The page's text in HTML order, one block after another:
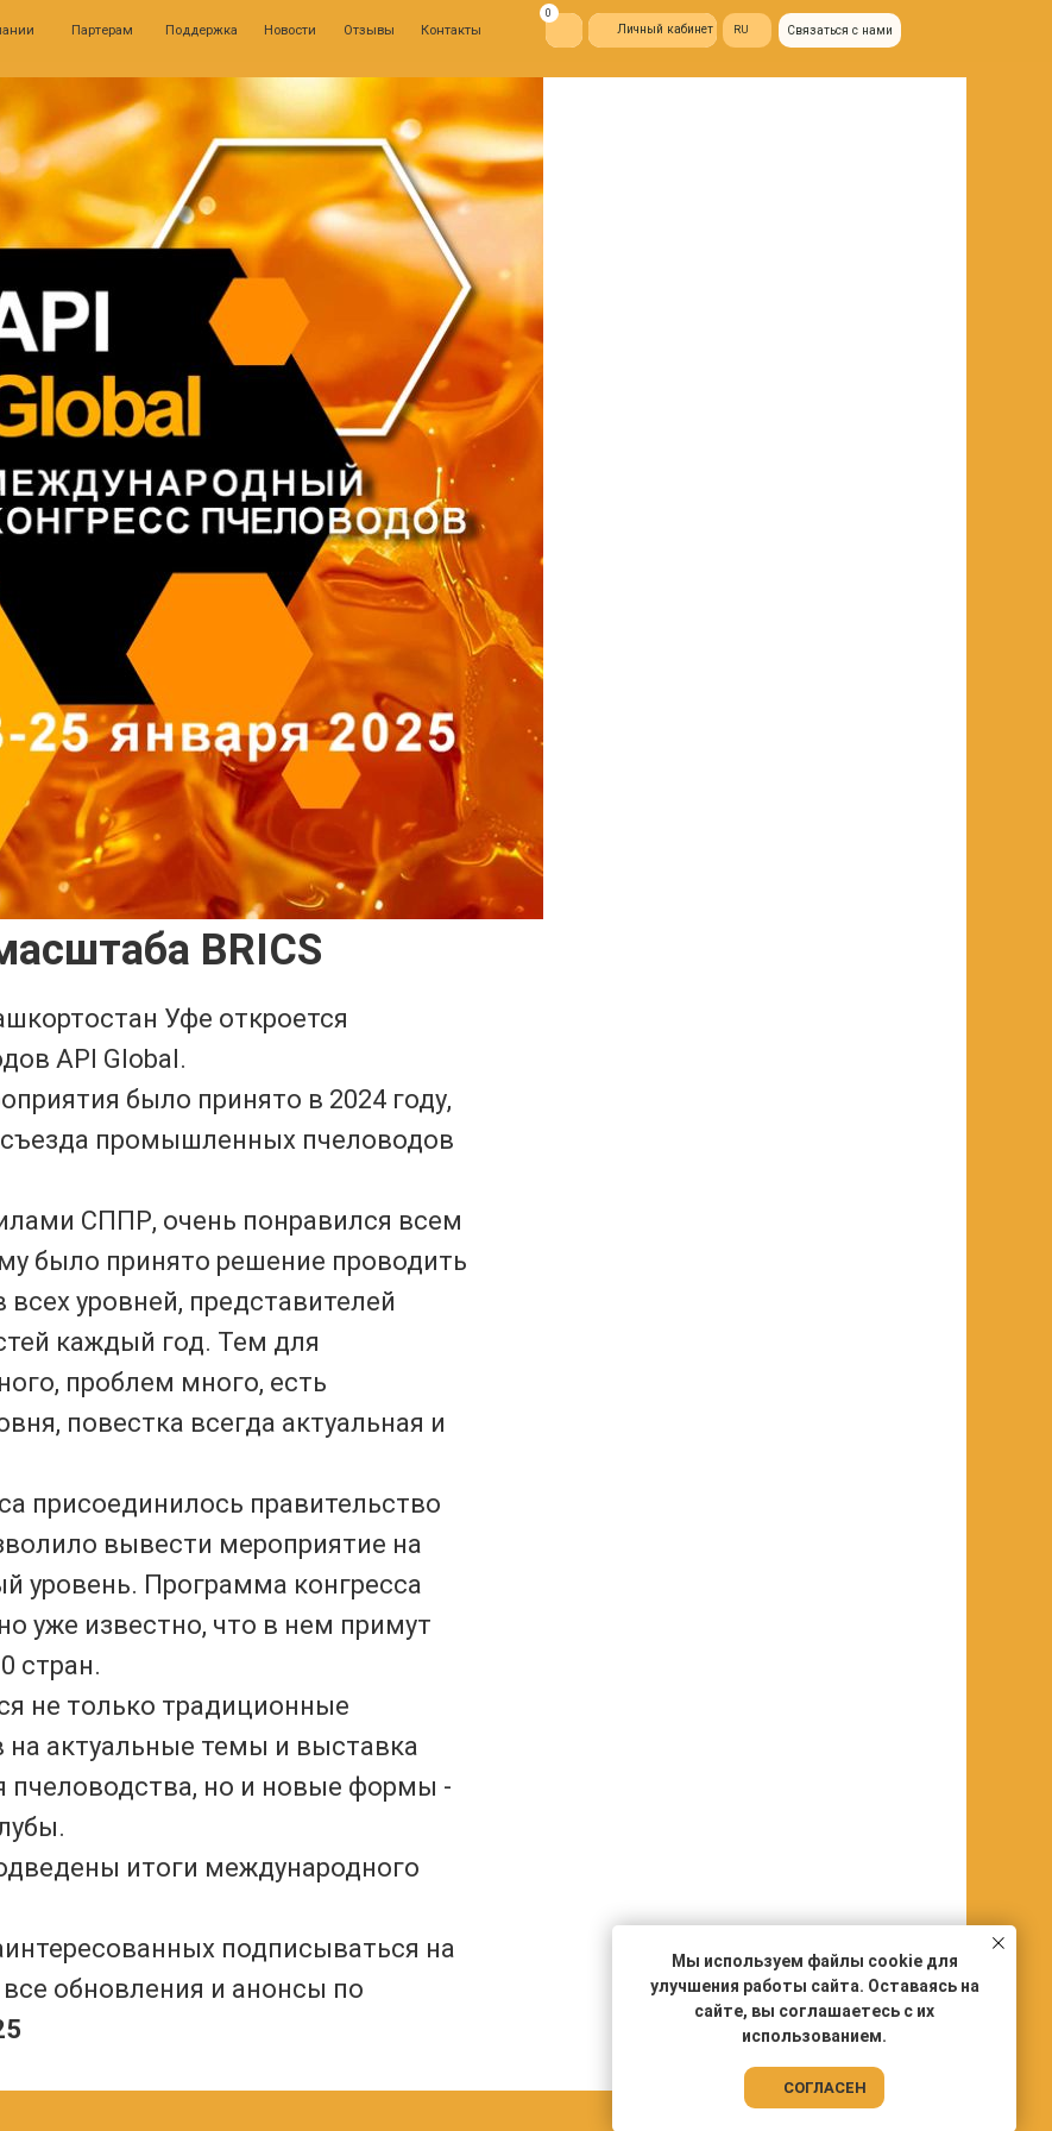
Партерам Поддержка Новости Контакты
Отзывы Связаться с нами
Личный кабинет
BRICS
Уфе откроется
API Global.
было принято в 2024 году,
промышленных пчеловодов
СППР, очень понравился всем
было принято решение проводить
уровней, представителей
каждый год. Тем для
проблем много, есть
повестка всегда актуальная и
присоединилось правительство
вывести мероприятие на
уровень. Программа конгресса
уже известно, что в нем примут
стран.
не только традиционные
актуальные темы и выставка
пчеловодства, но и новые формы -
итоги международного
подписываться на
все обновления и анонсы по
Мы используем файлы cookie для
улучшения работы сайта. Оставаясь на
сайте, вы соглашаетесь с их
использованием.
СОГЛАСЕН